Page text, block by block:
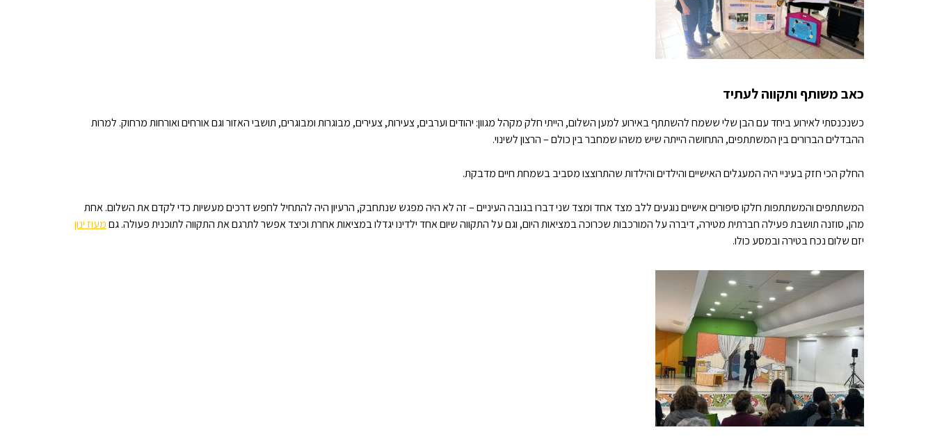
כאב משותף ותקווה לעתיד
כשנכנסתי לאירוע ביחד עם הבן שלי ששמח להשתתף באירוע למען השלום, הייתי חלק מקהל מגוון: יהודים וערבים, צעירות, צעירים, מבוגרות ומבוגרים, תושבי האזור וגם אורחים ואורחות מרחוק. למרות
ההבדלים הברורים בין המשתתפים, התחושה הייתה שיש משהו שמחבר בין כולם – הרצון לשינוי.
החלק הכי חזק בעיניי היה המעגלים האישיים והילדים והילדות שהתרוצצו מסביב בשמחת חיים מדבקת.
המשתתפים והמשתתפות חלקו סיפורים אישיים נוגעים ללב מצד אחד ומצד שני דברו בגובה העיניים – זה לא היה מפגש שנתחבק, הרעיון היה להתחיל לחפש דרכים מעשיות כדי לקדם את השלום. אחת
מהן, סוזנה תושבת פעילה חברתית מטירה, דיברה על המורכבות שכרוכה במציאות היום, וגם על התקווה שיום אחד ילדינו יגדלו במציאות אחרת וכיצד אפשר לתרגם את התקווה לתוכנית פעולה. גםמעוז ינון
יזם שלום נכח בטירה ובמסע כולו.